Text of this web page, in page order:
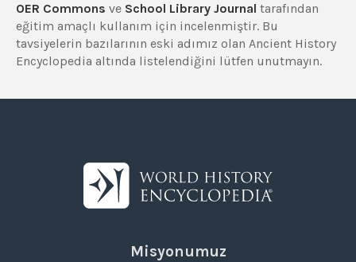
OER Commons ve School Library Journal tarafından
eğitim amaçlı kullanım için incelenmiştir. Bu
tavsiyelerin bazılarının eski adımız olan Ancient History
Encyclopedia altında listelendiğini lütfen unutmayın.
Misyonumuz